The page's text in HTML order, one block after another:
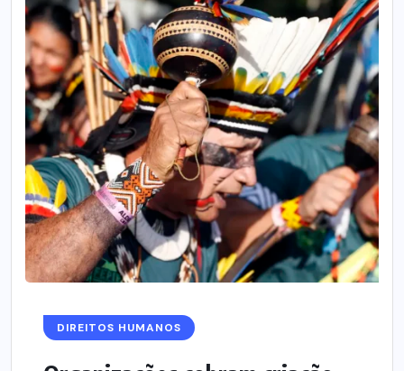
DIREITOS HUMANOS